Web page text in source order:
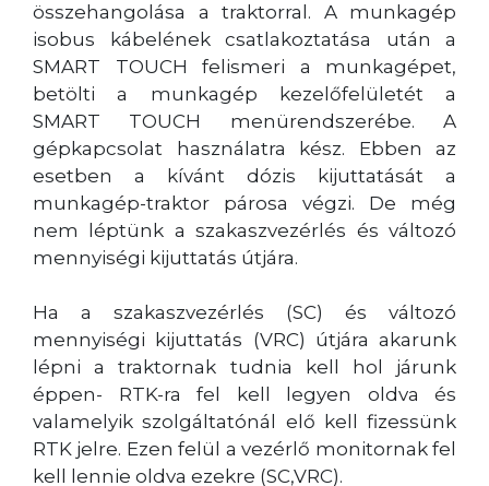
összehangolása a traktorral. A munkagép
isobus kábelének csatlakoztatása után a
SMART TOUCH felismeri a munkagépet,
betölti a munkagép kezelőfelületét a
SMART TOUCH menürendszerébe. A
gépkapcsolat használatra kész. Ebben az
esetben a kívánt dózis kijuttatását a
munkagép-traktor párosa végzi. De még
nem léptünk a szakaszvezérlés és változó
mennyiségi kijuttatás útjára.
Ha a szakaszvezérlés (SC) és változó
mennyiségi kijuttatás (VRC) útjára akarunk
lépni a traktornak tudnia kell hol járunk
éppen- RTK-ra fel kell legyen oldva és
valamelyik szolgáltatónál elő kell fizessünk
RTK jelre. Ezen felül a vezérlő monitornak fel
kell lennie oldva ezekre (SC,VRC).